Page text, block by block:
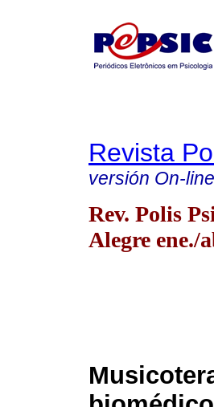
Revista
versión On-line
Rev. Polis
Alegre ene./